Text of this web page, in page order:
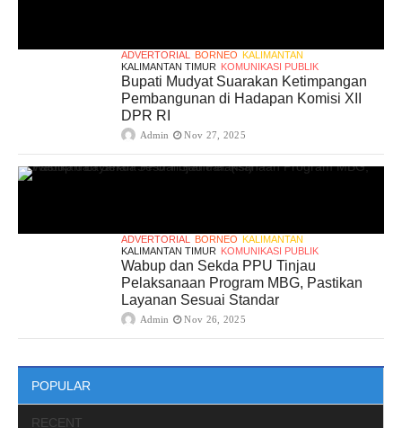
ADVERTORIAL BORNEO KALIMANTAN
KALIMANTAN TIMUR KOMUNIKASI PUBLIK
Bupati Mudyat Suarakan Ketimpangan
Pembangunan di Hadapan Komisi XII
DPR RI
Admin Nov 27, 2025
ADVERTORIAL BORNEO KALIMANTAN
KALIMANTAN TIMUR KOMUNIKASI PUBLIK
Wabup dan Sekda PPU Tinjau
Pelaksanaan Program MBG, Pastikan
Layanan Sesuai Standar
Admin Nov 26, 2025
POPULAR
RECENT